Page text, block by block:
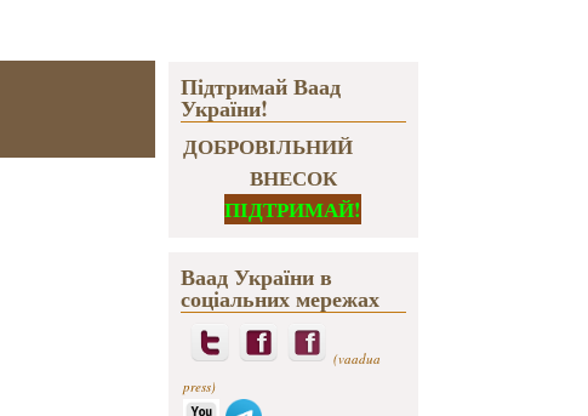
Підтримай Ваад
України!
ДОБРОВІЛЬНИЙ
ВНЕСОК
ПІДТРИМАЙ!
Ваад України в
соціальних мережах
(vaadua
press)